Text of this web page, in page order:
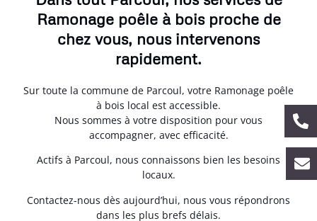
Ramonage poêle à bois proche de
chez vous, nous intervenons
rapidement.
Sur toute la commune de Parcoul, votre Ramonage poêle
à bois local est accessible.
Nous sommes à votre disposition pour vous
accompagner, avec efficacité.
Actifs à Parcoul, nous connaissons bien les besoins
locaux.
Contactez-nous dès aujourd’hui, nous vous répondrons
dans les plus brefs délais.